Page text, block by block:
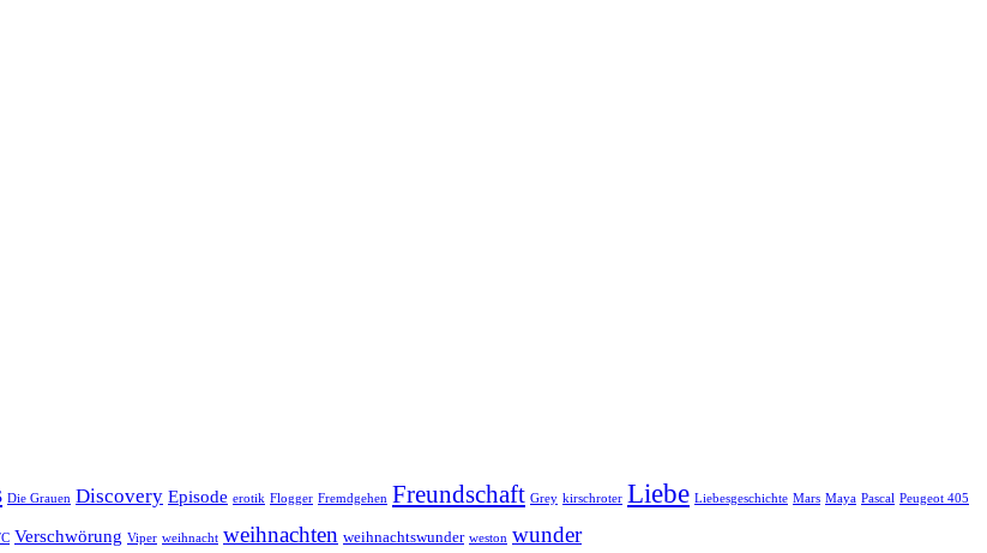
Die Grauen Discovery Episode erotik Flogger Fremdgehen Freundschaft Grey kirschroter Liebe Liebesgeschichte Mars Maya Pascal Peugeot 405
Verschwörung Viper weihnacht weihnachten weihnachtswunder weston wunder